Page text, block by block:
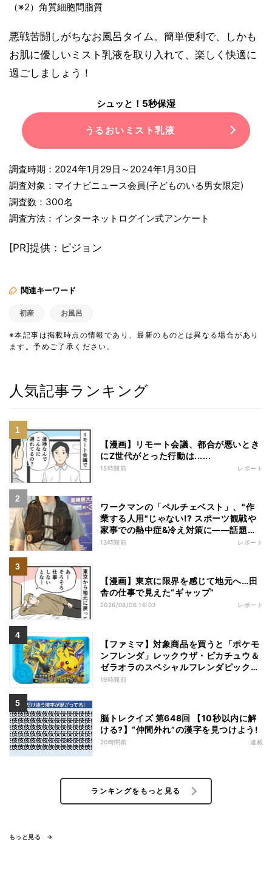
（※2）角質細胞間脂質
悪戦苦闘しがちなお風呂タイム。簡単便利で、しかも
お肌に優しいミスト乳液を取り入れて、楽しく快適に
過ごしましょう！
シュッと！5秒保湿
うるおいミスト乳液
調査時期：2024年1月29日～2024年1月30日
調査対象：マイナビニュース会員(子どものいる男女限定)
調査数：300名
調査方法：インターネットログイン式アンケート
[PR]提供：ピジョン
関連キーワード
初産 お風呂
※本記事は掲載時点の情報であり、最新のものとは異なる場合があり
ます。予めご了承ください。
人気記事ランキング
【漫画】リモート会議、都合が悪いとき
にZ世代がとった行動は......
15時間前 レポート
ワークマンの「ペルチェベスト」、"作
業する人用"じゃない!? スポーツ観戦や
家事での熱中症&冷え対策に――話題の
商品を徹底検証
13時間前 レポート
【漫画】東京に限界を感じて地元へ…田
舎の仕事で見えた“ギャップ”
2026/08/06 16:03 レポート
【ファミマ】対象商品を買うと「ポケモ
ンフレンダ」レックウザ・ピカチュウ＆
ゼラオラのスペシャルフレンダピックが
もらえるキャンペーン
19時間前
脳トレクイズ 第648回 【10秒以内に解
ける?】“仲間外れ”の漢字を見つけよう!
20時間前 連載
ランキングをもっと見る
もっと見る